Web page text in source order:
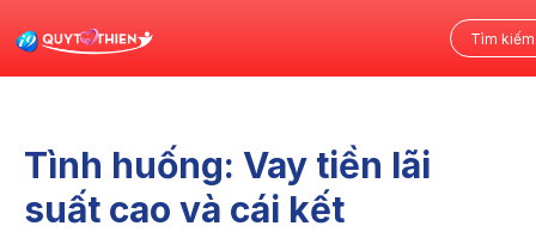
Tình huống: Vay tiền lãi
suất cao và cái kết